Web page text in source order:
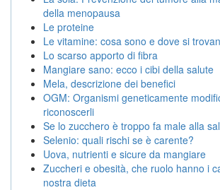
della menopausa
Le proteine
Le vitamine: cosa sono e dove si
Lo scarso apporto di fibra
Mangiare sano: ecco i cibi della salute
Mela, descrizione dei benefici
OGM: Organismi geneticamente
riconoscerli
Se lo zucchero è troppo fa male alla
Selenio: quali rischi se è carente?
Uova, nutrienti e sicure da mangiare
Zuccheri e obesità, che ruolo hanno i
nostra dieta